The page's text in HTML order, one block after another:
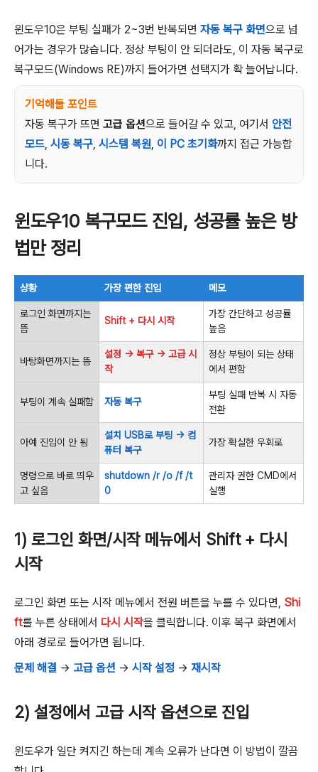
윈도우10은 부팅 실패가 2~3번 반복되면 자동 복구 화면으로 넘
어가는 경우가 많습니다. 정상 부팅이 안 되더라도, 이 자동 복구로
복구모드(Windows RE)까지 들어가면 선택지가 확 늘어납니다.
기억해둘 포인트
자동 복구가 뜨면 고급 옵션으로 들어갈 수 있고, 여기서 안전
모드, 시동 복구, 시스템 복원, 이 PC 초기화까지 접근 가능합
니다.
윈도우10 복구모드 진입, 성공률 높은 방
법만 정리
상황 가장 편한 진입 메모
로그인 화면까지는
뜸
Shift + 다시 시작
가장 간단하고 성공률
높음
바탕화면까지는 뜸
설정 → 복구 → 고급 시
작
정상 부팅이 되는 상태
에서 편함
부팅이 계속 실패함 자동 복구
부팅 실패 반복 시 자동
전환
아예 진입이 안 됨
설치 USB로 부팅 → 컴
퓨터 복구
가장 확실한 우회로
명령으로 바로 띄우
고 싶음
shutdown /r /o /f /t
0
관리자 권한 CMD에서
실행
1) 로그인 화면/시작 메뉴에서 Shift + 다시
시작
로그인 화면 또는 시작 메뉴에서 전원 버튼을 누를 수 있다면, Shi
ft를 누른 상태에서 다시 시작을 클릭합니다. 이후 복구 화면에서
아래 경로로 들어가면 됩니다.
문제 해결 → 고급 옵션 → 시작 설정 → 재시작
2) 설정에서 고급 시작 옵션으로 진입
윈도우가 일단 켜지긴 하는데 계속 오류가 난다면 이 방법이 깔끔